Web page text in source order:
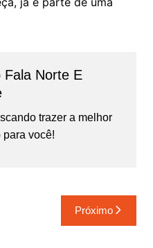
Fala Norte E
trazer a melhor
para você!
Próximo